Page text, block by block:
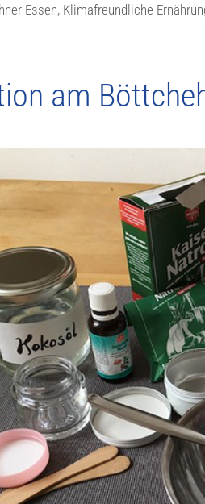
Essen, Klimafreundliche
am